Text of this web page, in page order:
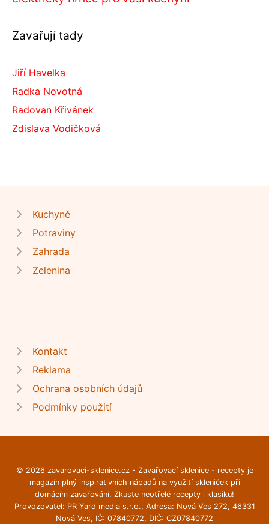
Zavařují tady
Jiří Havelka
Radka Novotná
Radovan Křivánek
Zdislava Vodičková
Kuchyně
Potraviny
Zahrada
Zelenina
Kontakt
Reklama
Ochrana osobních údajů
Podmínky použití
© 2026 zavarovaci-sklenice.cz - Zavařovací sklenice - recepty je
magazín plný inspirativních nápadů na využití skleniček při
domácím zavařování. Zkuste neotřelé recepty i klasiku!
Provozovatel: PR Yard media s.r.o., Adresa: Nová Ves 272, 46331
Nová Ves, IČ: 07840772, DIČ: CZ07840772